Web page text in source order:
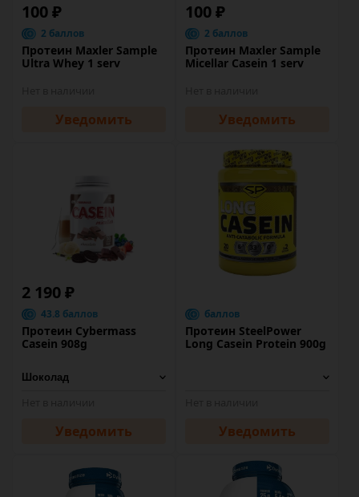
100 ₽
2 баллов
Протеин Maxler Sample
Ultra Whey 1 serv
Уведомить
100 ₽
2 баллов
Протеин Maxler Sample
Micellar Casein 1 serv
Уведомить
2 190 ₽
43.8 баллов
Протеин Cybermass
Casein 908g
Уведомить
баллов
Протеин SteelPower
Long Casein Protein 900g
Уведомить